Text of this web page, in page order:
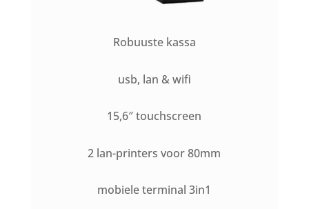
Robuuste kassa
usb, lan & wifi
15,6″ touchscreen
2 lan-printers voor 80mm
mobiele terminal 3in1